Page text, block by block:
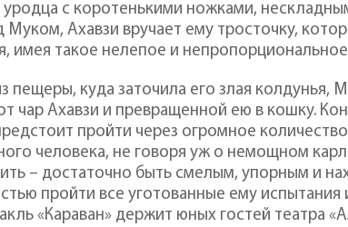
уродца с коротенькими ножками,
Муком, Ахавзи вручает ему тросточку,
имея такое нелепое и
пещеры, куда заточила его злая
чар Ахавзи и превращенной ею в кошку.
пройти через огромное
человека, не говоря уж о немощном
– достаточно быть смелым, упорным и
пройти все уготованные ему испытания
«Караван» держит юных гостей театра